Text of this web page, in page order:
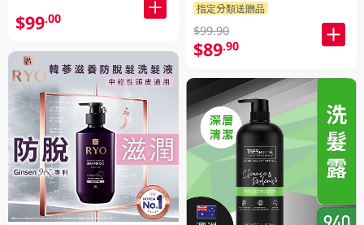
$99.00
指定分類送贈品
$99.90
$89.90